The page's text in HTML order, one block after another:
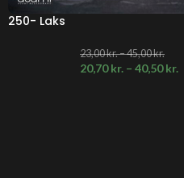
250- Laks
23,00kr.–45,00kr.
20,70kr. – 40,50kr.